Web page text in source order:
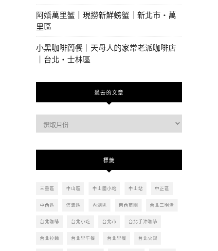
阿嬌萬里蟹｜現撈新鮮螃蟹｜新北市・萬
里區
小黑咖啡簡餐｜天母人的家常老派咖啡店
｜台北・士林區
過去的文章
去
標籤
三重區 中山區 中山國小站 中山站 中正區
中西區 信義區 內湖區 南西商圈 台北三明治
台北咖啡 台北小吃 台北市 台北手沖咖啡
台北拉麵 台北早午餐 台北早餐 台北火鍋